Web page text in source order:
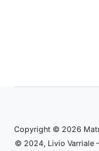
Copyright © 2026
© 2024, Livio Varriale